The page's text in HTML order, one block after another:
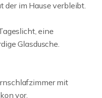
der im Hause verbleibt.
eine
Glasdusche.
mit
vor.